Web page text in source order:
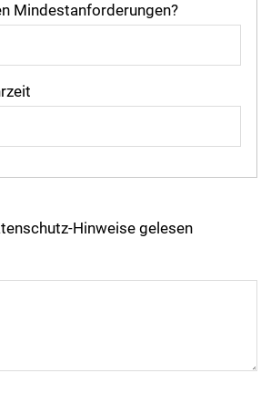
Mindestanforderungen?
Hinweise gelesen